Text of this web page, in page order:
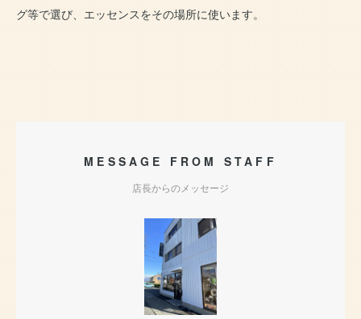
グ等で選び、エッセンスをその場所に使います。
MESSAGE FROM STAFF
店長からのメッセージ